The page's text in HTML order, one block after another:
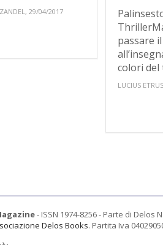
29/04/2017
passare
colori
LUCIUS
- ISSN 1974-8256 - Parte di
Delos Books. Partita Iva